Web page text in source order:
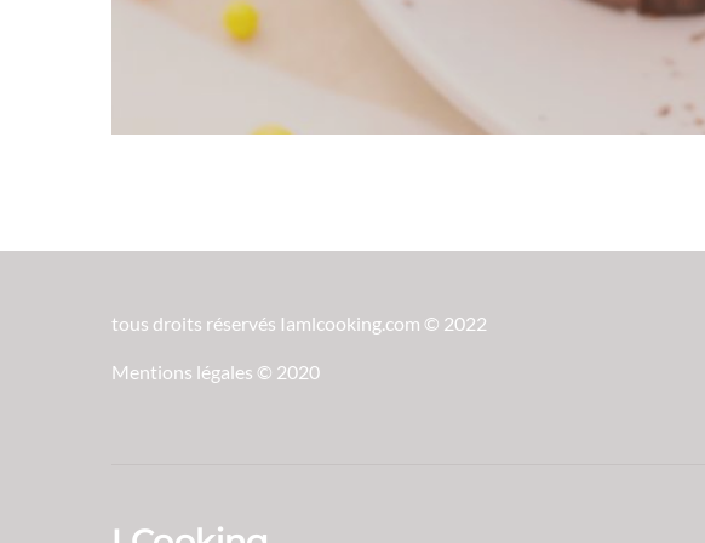
tous droits réservés Iamlcooking.com © 2022
Mentions légales © 2020